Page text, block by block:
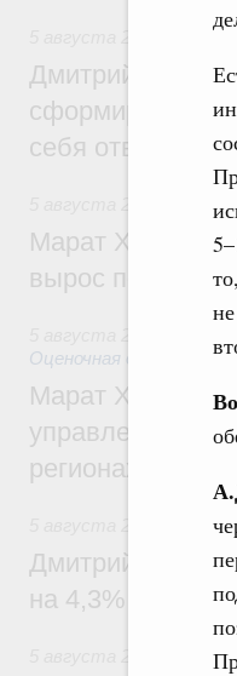
Дмитрий
сформировал
себя
Марат
вырос почти на
Оценочная
Марат
управление
регионах
Дмитрий
на 4,3%,